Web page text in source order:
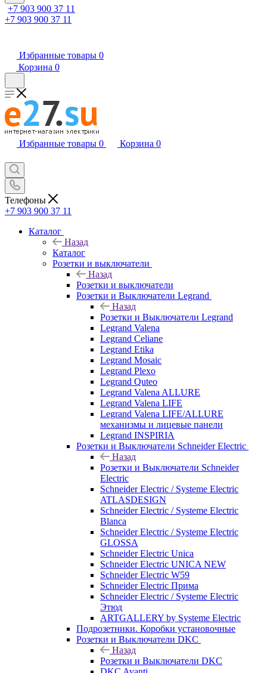
+7 903 900 37 11
+7 903 900 37 11
Избранные товары 0
Корзина 0
Избранные товары 0 Корзина 0
Телефоны
+7 903 900 37 11
Каталог
Назад
Каталог
Розетки и выключатели
Назад
Розетки и выключатели
Розетки и Выключатели Legrand
Назад
Розетки и Выключатели Legrand
Legrand Valena
Legrand Celiane
Legrand Etika
Legrand Mosaic
Legrand Plexo
Legrand Quteo
Legrand Valena ALLURE
Legrand Valena LIFE
Legrand Valena LIFE/ALLURE
механизмы и лицевые панели
Legrand INSPIRIA
Розетки и Выключатели Schneider Electric
Назад
Розетки и Выключатели Schneider
Electric
Schneider Electric / Systeme Electric
ATLASDESIGN
Schneider Electric / Systeme Electric
Blanca
Schneider Electric / Systeme Electric
GLOSSA
Schneider Electric Unica
Schneider Electric UNICA NEW
Schneider Electric W59
Schneider Electric Прима
Schneider Electric / Systeme Electric
Этюд
ARTGALLERY by Systeme Electric
Подрозетники. Коробки установочные
Розетки и Выключатели DKC
Назад
Розетки и Выключатели DKC